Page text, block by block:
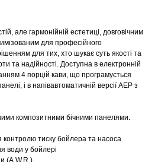
але гармонійній естетиці, довговічним
для професійного
для тих, хто шукає суть якості та
та надійності. Доступна в електронній
4 порцій кави, що програмується
і в напівавтоматичній версії AEP з
композитними бічними панелями.
тиску бойлера та насоса
води у бойлері